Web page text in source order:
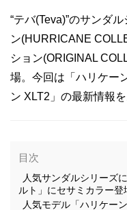
“テバ(Teva)”のサンダ
ン(HURRICANE
ション(ORIGINAL
場。今回は「ハリケー
ン XLT2」の最新情報を
目次
人気サンダルシリーズ
ルト」にセサミカラー登
人気モデル「ハリケー